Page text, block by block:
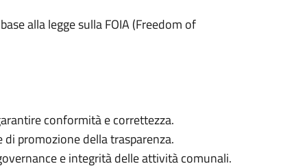
alla legge sulla FOIA (Freedom of
conformità e correttezza.
promozione della trasparenza.
e integrità delle attività comunali.